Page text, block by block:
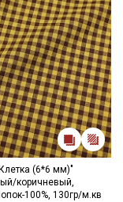
(6*6 мм)"
коричневый,
100%, 130гр/м.кв